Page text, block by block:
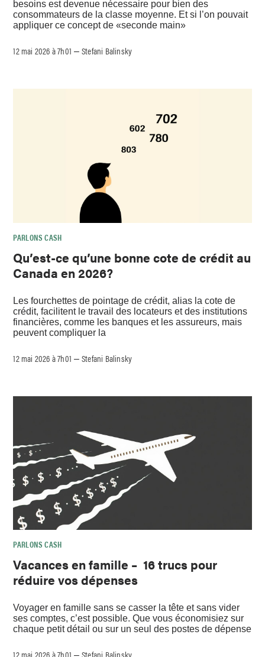
besoins est devenue nécessaire pour bien des
consommateurs de la classe moyenne. Et si l’on pouvait
appliquer ce concept de «seconde main»
12 mai 2026 à 7h01 –Stefani Balinsky
PARLONS CASH
Qu’est-ce qu’une bonne cote de crédit au
Canada en 2026?
Les fourchettes de pointage de crédit, alias la cote de
crédit, facilitent le travail des locateurs et des institutions
financières, comme les banques et les assureurs, mais
peuvent compliquer la
12 mai 2026 à 7h01 –Stefani Balinsky
PARLONS CASH
Vacances en famille – 16 trucs pour
réduire vos dépenses
Voyager en famille sans se casser la tête et sans vider
ses comptes, c’est possible. Que vous économisiez sur
chaque petit détail ou sur un seul des postes de dépense
12 mai 2026 à 7h01 –Stefani Balinsky